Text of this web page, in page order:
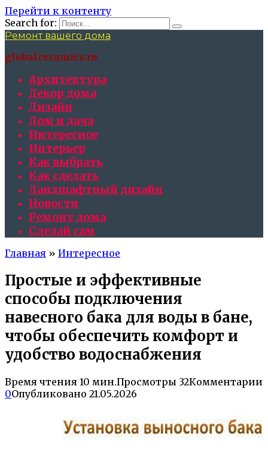
Перейти к контенту
Search for:
Ремонт вашего дома
globalceramics.ru
Архитектура
Декор дома
Дизайн
Дом и дача
Интересное
Интерьер
Как выбрать
Как сделать
Ландшафтный дизайн
Новости
Ремонт дома
Сделай сам
Главная » Интересное
Простые и эффективные
способы подключения
навесного бака для воды в бане,
чтобы обеспечить комфорт и
удобство водоснабжения
Время чтения 10 мин.Просмотры 32Комментарии
0Опубликовано 21.05.2026